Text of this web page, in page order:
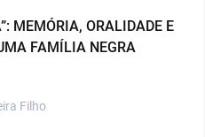
MEMÓRIA, ORALIDADE E
FAMÍLIA NEGRA
Filho